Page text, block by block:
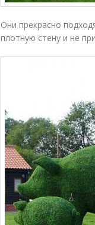
Они прекрасно
плотную стену и не